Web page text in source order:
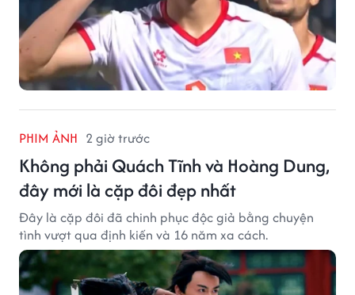
PHIM ẢNH 2 giờ trước
Không phải Quách Tĩnh và Hoàng Dung,
đây mới là cặp đôi đẹp nhất
Đây là cặp đôi đã chinh phục độc giả bằng chuyện
tình vượt qua định kiến và 16 năm xa cách.